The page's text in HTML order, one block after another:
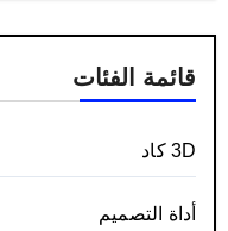
قائمة الفئات
3D كاد
أداة التصميم